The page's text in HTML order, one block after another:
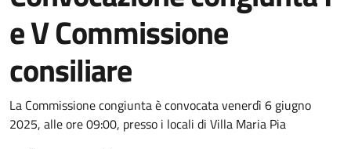
e V Commissione
consiliare
???portal.DettaglioConvocazione???
La Commissione congiunta è convocata venerdì 6 giugno
2025, alle ore 09:00, presso i locali di Villa Maria Pia